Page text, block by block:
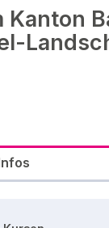
Kanton